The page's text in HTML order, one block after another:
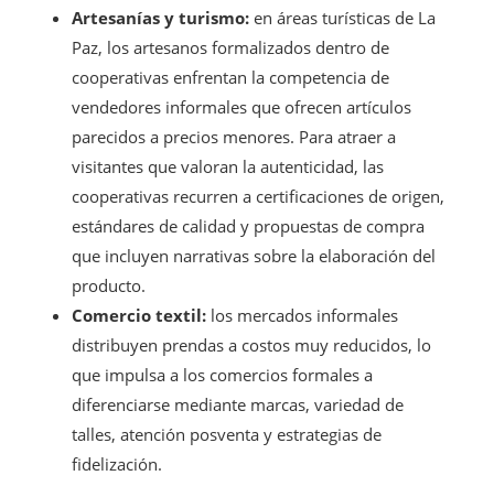
Artesanías y turismo: en áreas turísticas de La
Paz, los artesanos formalizados dentro de
cooperativas enfrentan la competencia de
vendedores informales que ofrecen artículos
parecidos a precios menores. Para atraer a
visitantes que valoran la autenticidad, las
cooperativas recurren a certificaciones de origen,
estándares de calidad y propuestas de compra
que incluyen narrativas sobre la elaboración del
producto.
Comercio textil: los mercados informales
distribuyen prendas a costos muy reducidos, lo
que impulsa a los comercios formales a
diferenciarse mediante marcas, variedad de
talles, atención posventa y estrategias de
fidelización.